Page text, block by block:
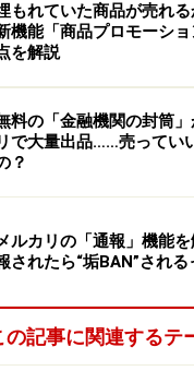
ない状態になってし
に出品している
いると季節が移り変
る時期とのずれが生
ンダルを出品したと
で出品され続けたら、
す。つまり、売れない
です。
なった
品を売る場合には、時
もれていた商品が売れ
機能「商品プロモーシ
を解説
料の「金融機関の封筒
で大量出品……売ってい
？
ルカリの「通報」機能
されたら“垢BAN”される
の記事に関連するテ